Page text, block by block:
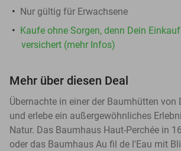
Nur gültig für Erwachsene
Kaufe ohne Sorgen, denn Dein
versichert (mehr Infos)
Mehr über diesen Deal
Übernachte in einer der Baumhütten von
und erlebe ein außergewöhnliches
Natur. Das Baumhaus Haut-Perchée in
oder das Baumhaus Au fil de l'Eau mit